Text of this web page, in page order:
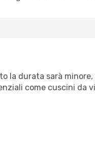
la durata sarà minore,
come cuscini da